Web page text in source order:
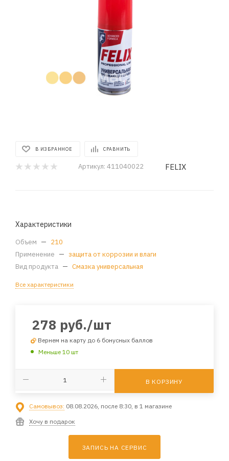
В ИЗБРАННОЕ СРАВНИТЬ
Артикул: 411040022 FELIX
Характеристики
Объем — 210
Применение — защита от коррозии и влаги
Вид продукта — Смазка универсальная
Все характеристики
278 руб./шт
Вернем на карту до 6 бонусных баллов
Меньше 10 шт
В КОРЗИНУ
Самовывоз: 08.08.2026, после 8:30, в 1 магазине
Хочу в подарок
ЗАПИСЬ НА СЕРВИС